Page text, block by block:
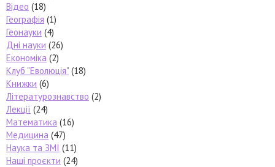
Відео (18)
Географія (1)
Геонауки (4)
Дні науки (26)
Економіка (2)
Клуб "Еволюція" (18)
Книжки (6)
Літературознавство (2)
Лекції (24)
Математика (16)
Медицина (47)
Наука та ЗМІ (11)
Наші проєкти (24)